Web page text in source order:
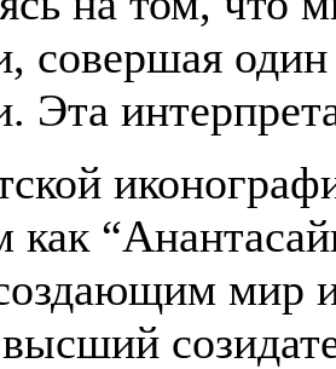
совершая
Эта
как
мир